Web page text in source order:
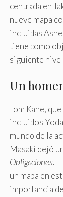
centrada en
nuevo mapa
incluidas
tiene como
siguiente
Un
Tom Kane,
incluidos
mundo de la
Masaki dejó
Obligaciones.
un mapa en
importancia